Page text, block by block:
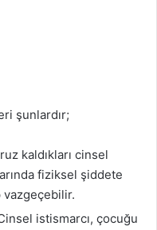
şunlardır;
kaldıkları cinsel
fiziksel şiddete
vazgeçebilir.
istismarcı, çocuğu